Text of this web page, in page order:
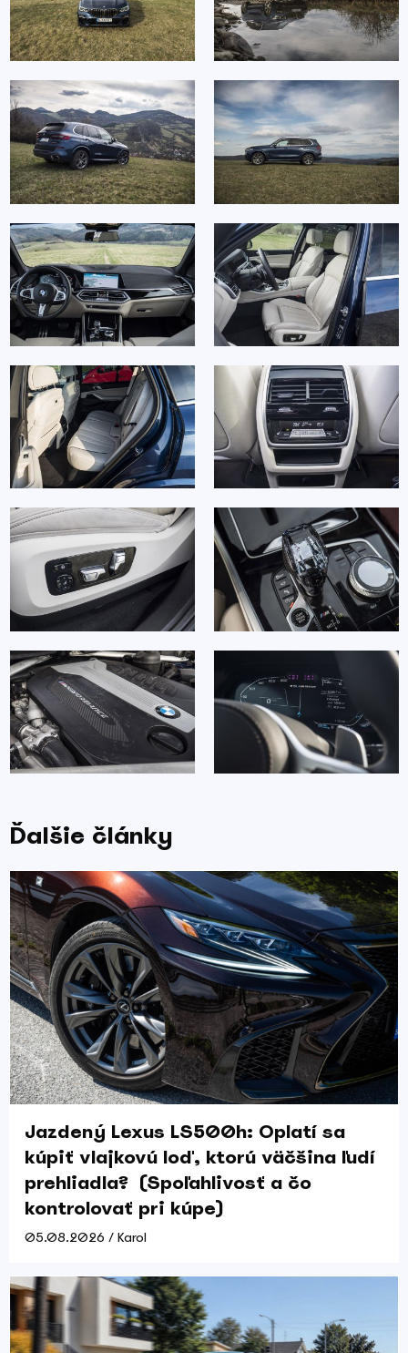
Ďalšie články
Jazdený Lexus LS500h: Oplatí sa
kúpiť vlajkovú loď, ktorú väčšina ľudí
prehliadla? (Spoľahlivosť a čo
kontrolovať pri kúpe)
05.08.2026 / Karol